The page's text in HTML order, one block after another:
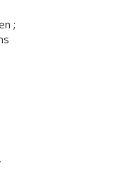
;